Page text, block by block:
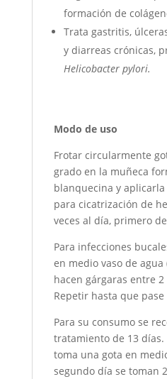
formación de
Trata gastritis,
y diarreas crónicas,
Helicobacter pylori.
Modo de uso
Frotar circularmente
grado en la muñeca
blanquecina y
para cicatrización de
veces al día, primero
Para infecciones
en medio vaso de agua
hacen gárgaras entre
Repetir hasta que
Para su consumo se
tratamiento de 13
toma una gota en
segundo día se toman